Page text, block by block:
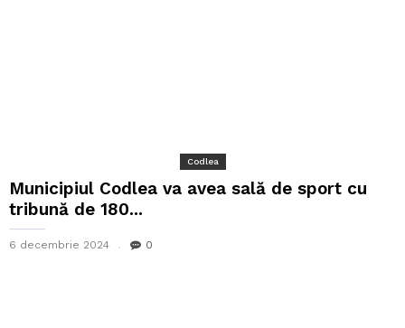
Codlea
Municipiul Codlea va avea sală de sport cu
tribună de 180...
6 decembrie 2024 0